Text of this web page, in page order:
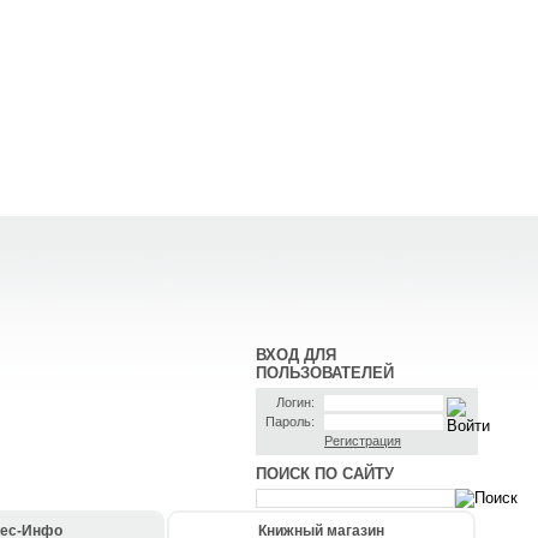
ВХОД ДЛЯ
ПОЛЬЗОВАТЕЛЕЙ
Логин:
Пароль:
Регистрация
ПОИСК ПО САЙТУ
Инфо Книжный магазин